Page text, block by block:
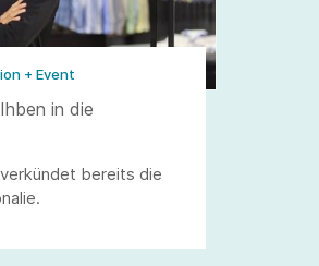
+ Event
in die
bereits die